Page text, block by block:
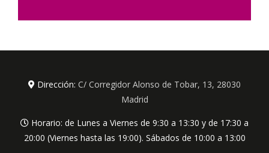
Dirección: C/ Corregidor Alonso de Tobar, 13, 28030
Madrid
Horario: de Lunes a Viernes de 9:30 a 13:30 y de 17:30 a
20:00 (Viernes hasta las 19:00). Sábados de 10:00 a 13:00